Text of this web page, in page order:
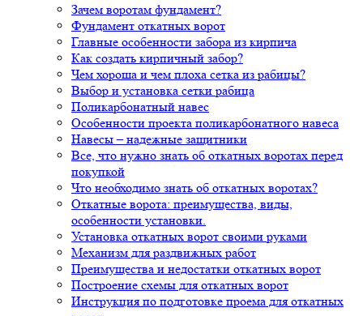
Зачем воротам фундамент?
Фундамент откатных ворот
Главные особенности забора из кирпича
Как создать кирпичный забор?
Чем хороша и чем плоха сетка из рабицы?
Выбор и установка сетки рабица
Поликарбонатный навес
Особенности проекта поликарбонатного навеса
Навесы – надежные защитники
Все, что нужно знать об откатных воротах перед
покупкой
Что необходимо знать об откатных воротах?
Откатные ворота: преимущества, виды,
особенности установки.
Установка откатных ворот своими руками
Механизм для раздвижных работ
Преимущества и недостатки откатных ворот
Построение схемы для откатных ворот
Инструкция по подготовке проема для откатных